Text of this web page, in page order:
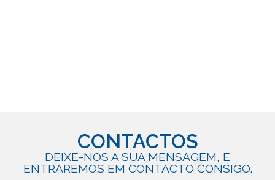
CONTACTOS
DEIXE-NOS A SUA MENSAGEM, E
ENTRAREMOS EM CONTACTO CONSIGO.